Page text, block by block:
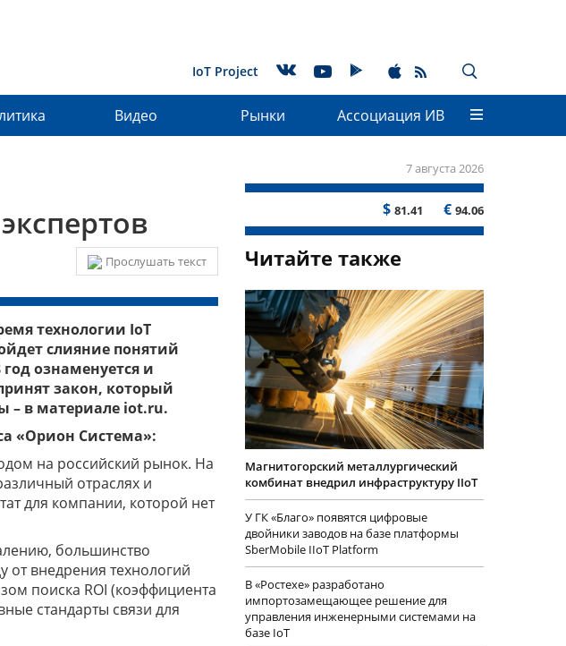
IoT Project
Видео Рынки Ассоциация ИВ
7 августа 2026
$ 81.41 € 94.06
Прослушать текст
технологии IoT
слияние понятий
ознаменуется и
закон, который
– в материале iot.ru.
«Орион Система»:
на российский рынок. На
отраслях и
для компании, которой нет
большинство
от внедрения технологий
поиска ROI (коэффициента
стандарты связи для
Читайте также
Магнитогорский металлургический
комбинат внедрил инфраструктуру IIoT
У ГК «Благо» появятся цифровые
двойники заводов на базе платформы
SberMobile IIoT Platform
В «Ростехе» разработано
импортозамещающее решение для
управления инженерными системами на
базе IoT